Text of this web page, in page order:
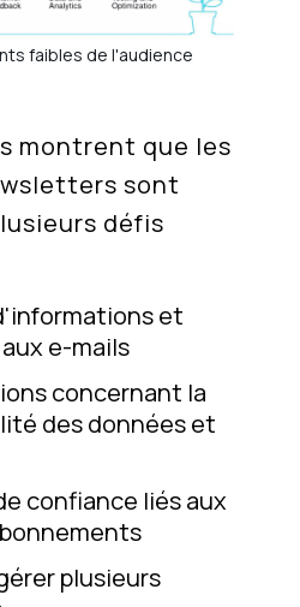
faibles de l'audience
montrent que les
sont
défis
et
e-mails
concernant la
des données et
confiance liés aux
plusieurs